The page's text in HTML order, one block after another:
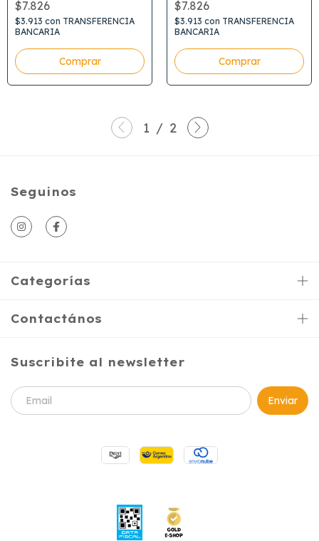
$7.826
$3.913 con TRANSFERENCIA
BANCARIA
Comprar
$7.826
$3.913 con TRANSFERENCIA
BANCARIA
Comprar
1 / 2
Seguinos
Categorías
Contactános
Suscribite al newsletter